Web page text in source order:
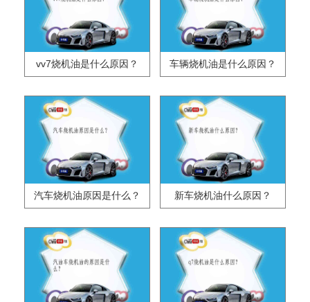
vv7烧机油是什么原因？ 车辆烧机油是什么原因？
汽车烧机油原因是什么？ 新车烧机油什么原因？